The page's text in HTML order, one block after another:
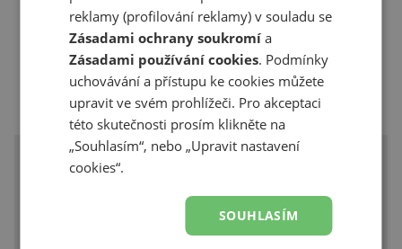
technologie, se časem rychle krátí. To
znamená méně efektivity, méně podpory,
méně pohodlí. Tento pocit „opotřebení“
znamená, že je čas na nový pár. Naše pěna
Infinion byla navržena tak, aby více běhů
poskytovalo pocit prvního obutí a běhu.
reklamy (profilování reklamy) v souladu se
Zásadami ochrany soukromí a
Zásadami používání cookies. Podmínky
uchovávání a přístupu ke cookies můžete
upravit ve svém prohlížeči. Pro akceptaci
této skutečnosti prosím klikněte na
„Souhlasím“, nebo „Upravit nastavení
cookies“.
SOUHLASÍM